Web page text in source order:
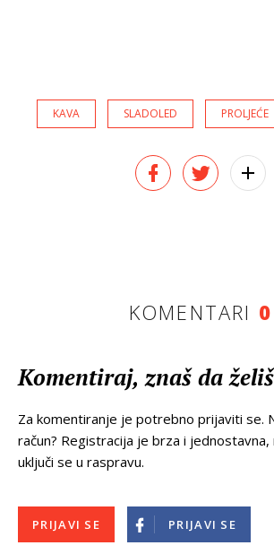
KAVA SLADOLED PROLJEĆE
KOMENTARI 0
Komentiraj, znaš da
Za komentiranje je potrebno prijaviti se.
račun? Registracija je brza i
uključi se u raspravu.
PRIJAVI SE PRIJAVI SE